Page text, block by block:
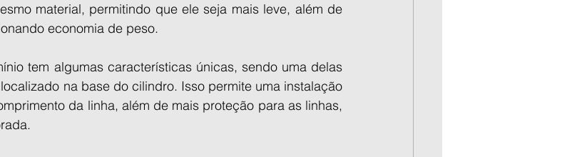
material, permitindo que ele seja mais leve, além de
economia de peso.
tem algumas características únicas, sendo uma delas
na base do cilindro. Isso permite uma instalação
da linha, além de mais proteção para as linhas,